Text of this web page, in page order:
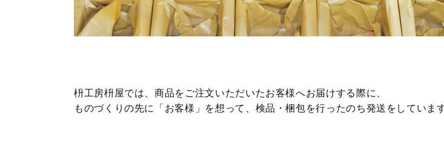
枡工房枡屋では、商品をご注文いただいたお客様へお届けする際に、
ものづくりの先に「お客様」を想って、検品・梱包を行ったのち発送をしています